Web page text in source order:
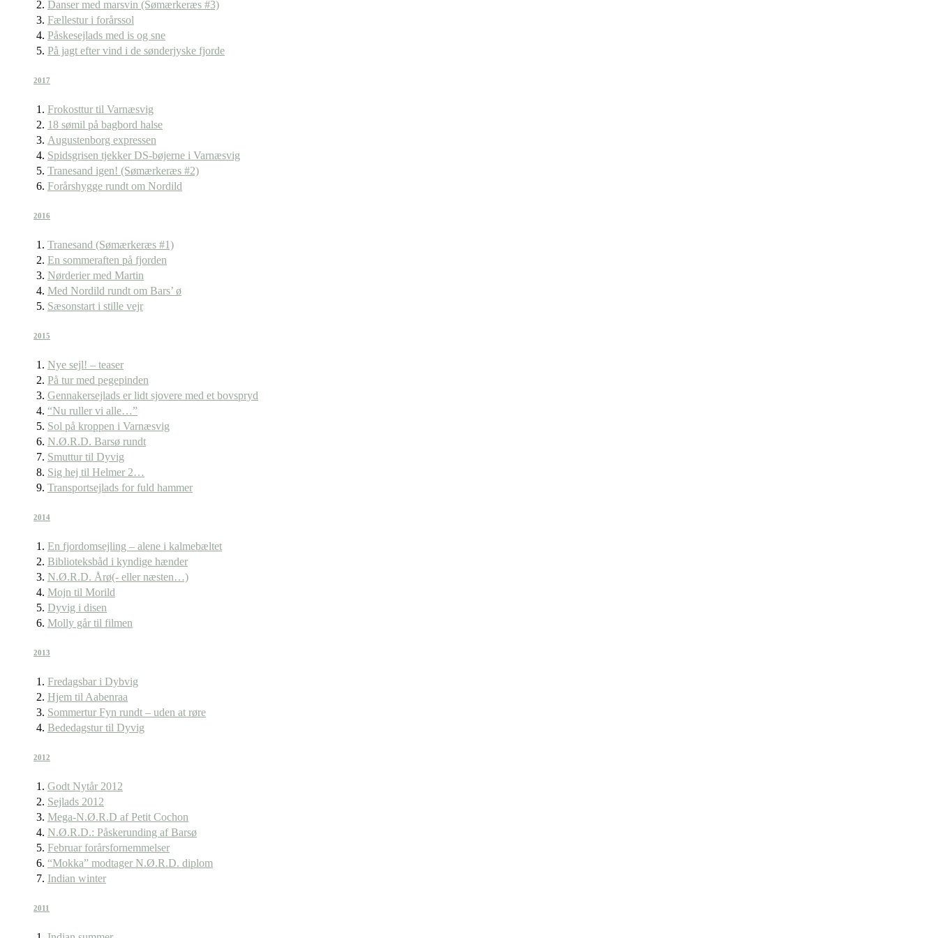
Danser med marsvin (Sømærkeræs #3)
Fællestur i forårssol
Påskesejlads med is og sne
På jagt efter vind i de sønderjyske fjorde
2017
Frokosttur til Varnæsvig
18 sømil på bagbord halse
Augustenborg expressen
Spidsgrisen tjekker DS-bøjerne i Varnæsvig
Tranesand igen! (Sømærkeræs #2)
Forårshygge rundt om Nordild
2016
Tranesand (Sømærkeræs #1)
En sommeraften på fjorden
Nørderier med Martin
Med Nordild rundt om Bars’ ø
Sæsonstart i stille vejr
2015
Nye sejl! – teaser
På tur med pegepinden
Gennakersejlads er lidt sjovere med et bovspryd
“Nu ruller vi alle…”
Sol på kroppen i Varnæsvig
N.Ø.R.D. Barsø rundt
Smuttur til Dyvig
Sig hej til Helmer 2…
Transportsejlads for fuld hammer
2014
En fjordomsejling – alene i kalmebæltet
Biblioteksbåd i kyndige hænder
N.Ø.R.D. Årø(- eller næsten…)
Mojn til Morild
Dyvig i disen
Molly går til filmen
2013
Fredagsbar i Dybvig
Hjem til Aabenraa
Sommertur Fyn rundt – uden at røre
Bededagstur til Dyvig
2012
Godt Nytår 2012
Sejlads 2012
Mega-N.Ø.R.D af Petit Cochon
N.Ø.R.D.: Påskerunding af Barsø
Februar forårsfornemmelser
“Mokka” modtager N.Ø.R.D. diplom
Indian winter
2011